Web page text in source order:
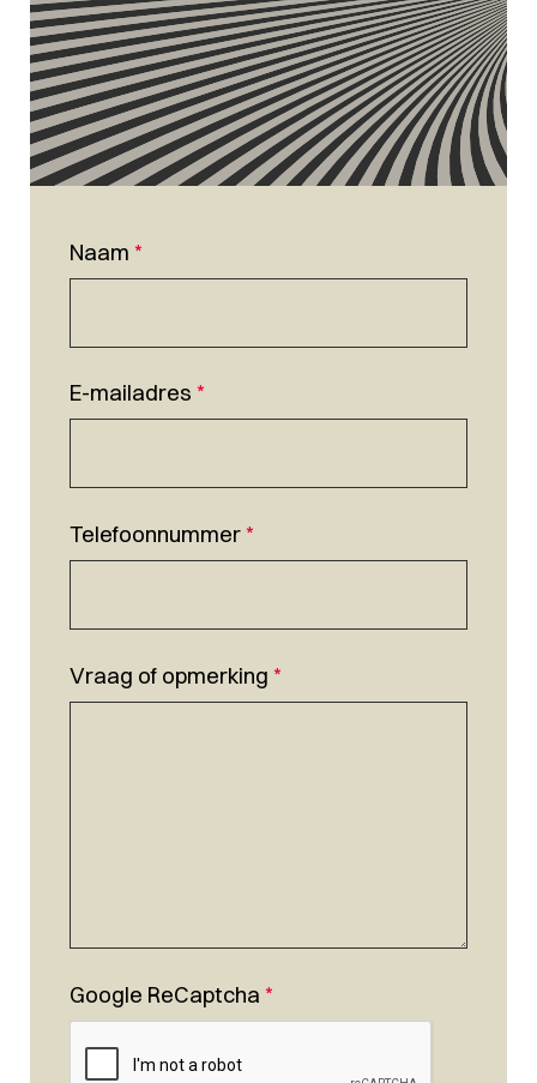
Naam *
E-mailadres *
Telefoonnummer*
Vraag of opmerking *
Google ReCaptcha *